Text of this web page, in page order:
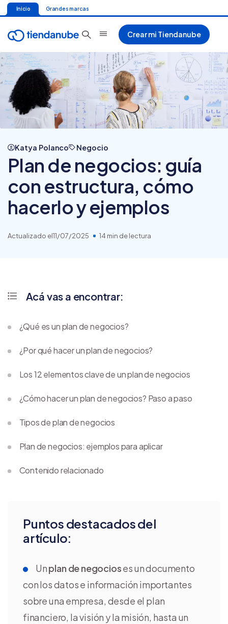
Inicio Grandes marcas
Crear mi Tiendanube
Katya Polanco Negocio
Plan de negocios: guía
con estructura, cómo
hacerlo y ejemplos
Actualizado el11/07/2025 14 min de lectura
Puntos destacados del
artículo:
Unplan de negocioses un documento
con los datos e información importantes
sobre una empresa, desde el plan
financiero, la visión y la misión, hasta un
Acá vas a encontrar:
¿Qué es un plan de negocios?
¿Por qué hacer un plan de negocios?
Los 12 elementos clave de un plan de negocios
¿Cómo hacer un plan de negocios? Paso a paso
Tipos de plan de negocios
Plan de negocios: ejemplos para aplicar
Contenido relacionado